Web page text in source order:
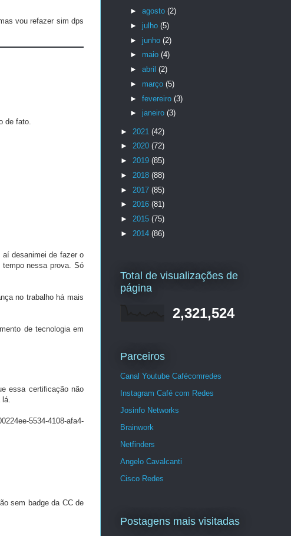
vou refazer sim dps
de fato.
desanimei de fazer o
nessa prova. Só
no trabalho há mais
de tecnologia em
essa certificação não
lá.
5534-4108-afa4-
sem badge da CC de
► agosto (2)
► julho (5)
► junho (2)
► maio (4)
► abril (2)
► março (5)
► fevereiro (3)
► janeiro (3)
► 2021 (42)
► 2020 (72)
► 2019 (85)
► 2018 (88)
► 2017 (85)
► 2016 (81)
► 2015 (75)
► 2014 (86)
Total de visualizações de
página
2,321,524
Parceiros
Canal Youtube Cafécomredes
Instagram Café com Redes
Josinfo Networks
Brainwork
Netfinders
Angelo Cavalcanti
Cisco Redes
Postagens mais visitadas